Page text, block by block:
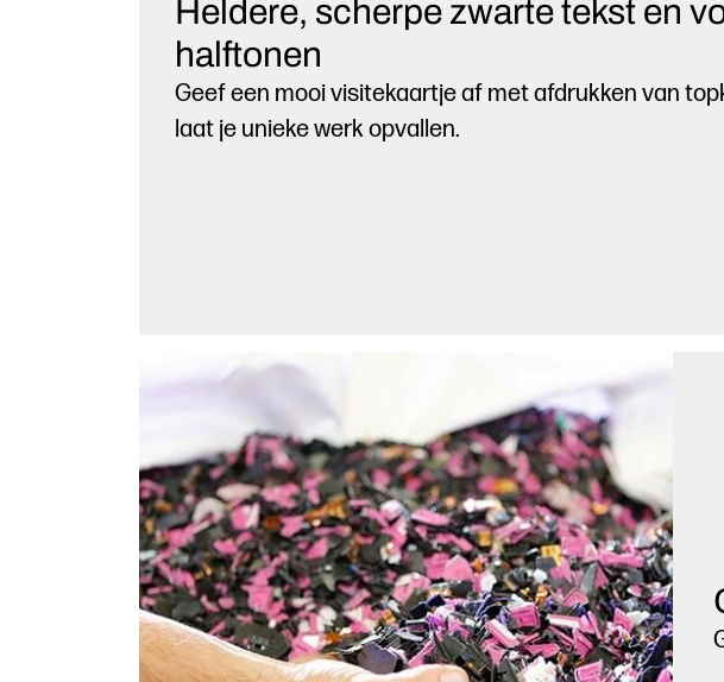
Heldere, scherpe zwarte tekst en
halftonen
Geef een mooi visitekaartje af met afdrukken van
laat je unieke werk opvallen.